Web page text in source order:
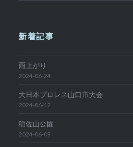
新着記事
雨上がり
2024-06-24
大日本プロレス山口市大会
2024-06-12
稲佐山公園
2024-06-09